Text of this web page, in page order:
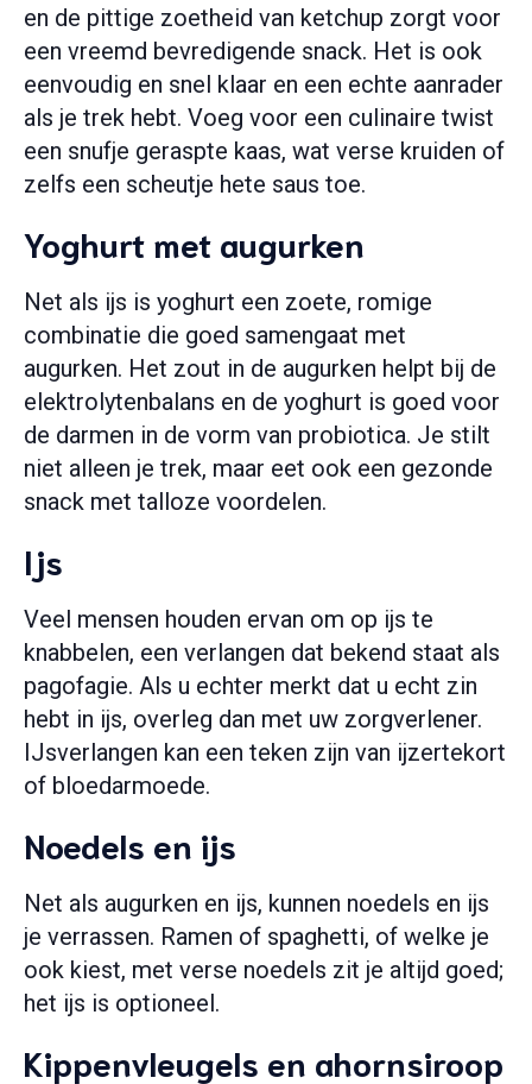
en de pittige zoetheid van ketchup zorgt voor
een vreemd bevredigende snack. Het is ook
eenvoudig en snel klaar en een echte aanrader
als je trek hebt. Voeg voor een culinaire twist
een snufje geraspte kaas, wat verse kruiden of
zelfs een scheutje hete saus toe.
Yoghurt met augurken
Net als ijs is yoghurt een zoete, romige
combinatie die goed samengaat met
augurken. Het zout in de augurken helpt bij de
elektrolytenbalans en de yoghurt is goed voor
de darmen in de vorm van probiotica. Je stilt
niet alleen je trek, maar eet ook een gezonde
snack met talloze voordelen.
Ijs
Veel mensen houden ervan om op ijs te
knabbelen, een verlangen dat bekend staat als
pagofagie. Als u echter merkt dat u echt zin
hebt in ijs, overleg dan met uw zorgverlener.
IJsverlangen kan een teken zijn van ijzertekort
of bloedarmoede.
Noedels en ijs
Net als augurken en ijs, kunnen noedels en ijs
je verrassen. Ramen of spaghetti, of welke je
ook kiest, met verse noedels zit je altijd goed;
het ijs is optioneel.
Kippenvleugels en ahornsiroop